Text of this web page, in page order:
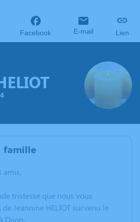
Facebook E-mail Lien
famille
amis,
tristesse que nous vous
Jeannine HELIOT survenu le
Dijon.